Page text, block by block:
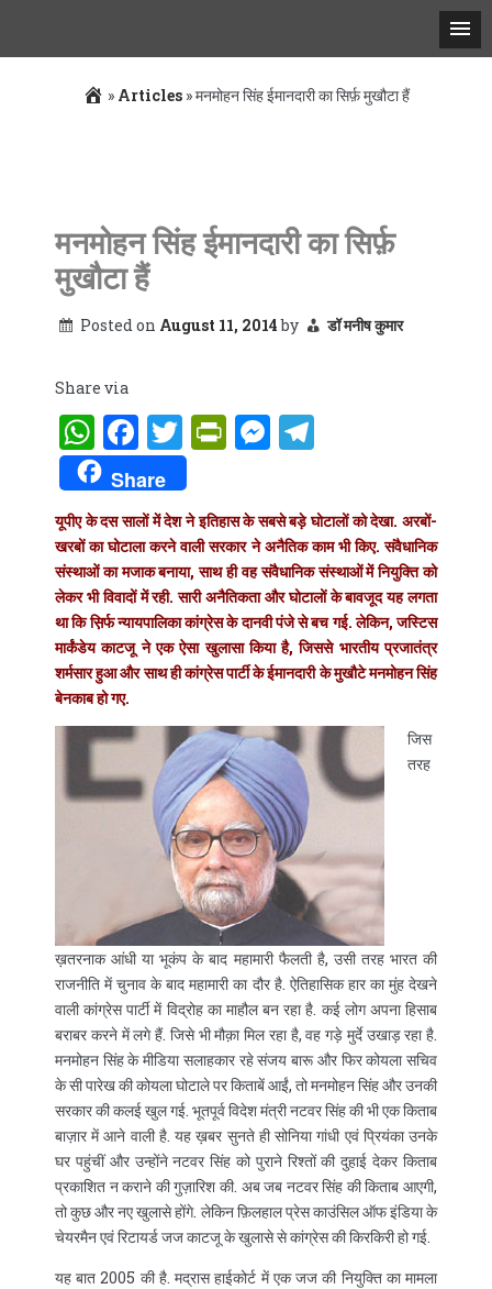
» Articles »मनमोहन सिंह ईमानदारी का सिर्फ़ मुखौटा हैं
मनमोहन सिंह ईमानदारी का सिर्फ़
मुखौटा हैं
Posted on August 11, 2014by डॉ मनीष कुमार
Share via
WhatsApp
Facebook
Twitter
PrintFriendly
Messenger
Share
यूपीए के दस सालों में देश ने इतिहास के सबसे बड़े घोटालों को देखा. अरबों-
खरबों का घोटाला करने वाली सरकार ने अनैतिक काम भी किए. संवैधानिक
संस्थाओं का मजाक बनाया, साथ ही वह संवैधानिक संस्थाओं में नियुक्ति को
लेकर भी विवादों में रही. सारी अनैतिकता और घोटालों के बावजूद यह लगता
था कि स़िर्फ न्यायपालिका कांग्रेस के दानवी पंजे से बच गई. लेकिन, जस्टिस
मार्कंडेय काटजू ने एक ऐसा खुलासा किया है, जिससे भारतीय प्रजातंत्र
शर्मसार हुआ और साथ ही कांग्रेस पार्टी के ईमानदारी के मुखौटे मनमोहन सिंह
बेनकाब हो गए.
जिस
तरह
ख़तरनाक आंधी या भूकंप के बाद महामारी फैलती है, उसी तरह भारत की
राजनीति में चुनाव के बाद महामारी का दौर है. ऐतिहासिक हार का मुंह देखने
वाली कांग्रेस पार्टी में विद्रोह का माहौल बन रहा है. कई लोग अपना हिसाब
बराबर करने में लगे हैं. जिसे भी मौक़ा मिल रहा है, वह गड़े मुर्दे उखाड़ रहा है.
मनमोहन सिंह के मीडिया सलाहकार रहे संजय बारू और फिर कोयला सचिव
के सी पारेख की कोयला घोटाले पर किताबें आईं, तो मनमोहन सिंह और उनकी
सरकार की कलई खुल गई. भूतपूर्व विदेश मंत्री नटवर सिंह की भी एक किताब
बाज़ार में आने वाली है. यह ख़बर सुनते ही सोनिया गांधी एवं प्रियंका उनके
घर पहुंचीं और उन्होंने नटवर सिंह को पुराने रिश्तों की दुहाई देकर किताब
प्रकाशित न कराने की गुज़ारिश की. अब जब नटवर सिंह की किताब आएगी,
तो कुछ और नए खुलासे होंगे. लेकिन फ़िलहाल प्रेस काउंसिल ऑफ इंडिया के
चेयरमैन एवं रिटायर्ड जज काटजू के खुलासे से कांग्रेस की किरकिरी हो गई.
यह बात 2005 की है. मद्रास हाईकोर्ट में एक जज की नियुक्ति का मामला